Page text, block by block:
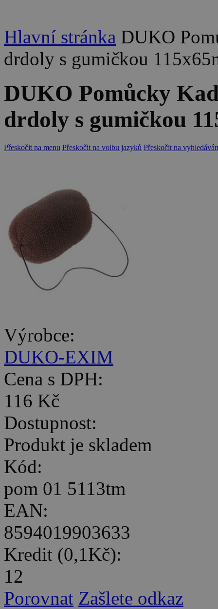
Hlavní stránka DUKO
drdoly s gumičkou
DUKO Pomůcky
drdoly s gumičkou
Přeskočit na menu Přeskočit na volbu jazyků Přeskočit na
Výrobce:
DUKO-EXIM
Cena s DPH:
116 Kč
Dostupnost:
Produkt je skladem
Kód:
pom 01 5113tm
EAN:
8594019903633
Kredit (0,1Kč):
12
Porovnat Zašlete odkaz